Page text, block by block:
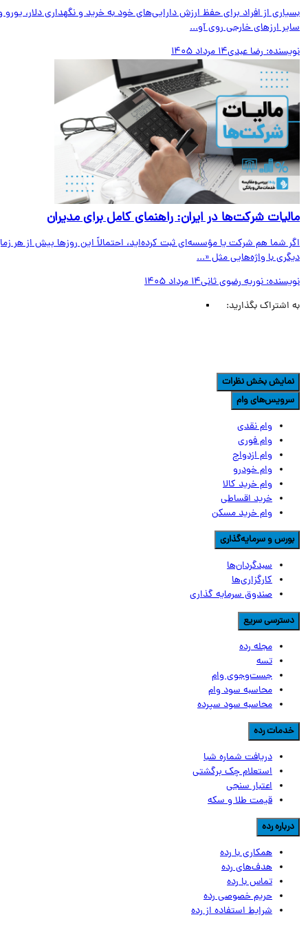
از افراد برای حفظ ارزش دارایی‌های خود به خرید و نگهداری دلار، یورو و
ارزهای خارجی روی آو...
رضا عبدی14 مرداد 1405
شرکت‌ها در ایران: راهنمای کامل برای مدیران
شما هم شرکت یا مؤسسه‌ای ثبت کرده‌اید، احتمالاً این روزها بیش از هر زمان
با واژه‌هایی مثل «...
نوریه رضوی ثانی14 مرداد 1405
اشتراک بگذارید:
بخش نظرات
وام
وام نقدی
وام فوری
وام ازدواج
وام خودرو
وام خرید کالا
خرید اقساطی
وام خرید مسکن
و سرمایه‌گذاری
سبدگردان‌ها
کارگزاری‌ها
صندوق سرمایه گذاری
سریع
مجله رده
تسه
جست‌وجوی وام
محاسبه سود وام
محاسبه سود سپرده
رده
دریافت شماره شبا
استعلام چک برگشتی
اعتبار سنجی
قیمت طلا و سکه
رده
همکاری با رده
هدف‌های رده
تماس‌ با‌ رده
حریم خصوصی رده
شرایط استفاده از رده